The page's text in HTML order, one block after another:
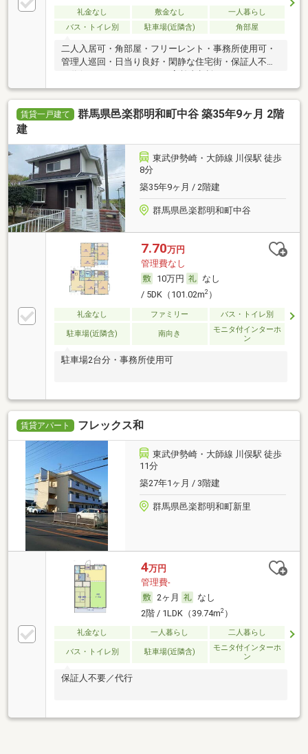
礼金なし 敷金なし
一人暮らし
バス・トイレ別
駐車場(近隣含) 角部屋
二人入居可・角部屋・フリーレント・事務所使用可・
管理人巡回・日当り良好・閑静な住宅街・保証人不要
賃貸一戸建て
群馬県邑楽郡明和町中谷 築35年9ヶ月 2階
建
東武伊勢崎・大師線 川俣駅 徒歩
8分
築35年9ヶ月 / 2階建
群馬県邑楽郡明和町中谷
7.70万円
管理費なし
10万円
なし
/ 5DK（101.02m2）
礼金なし ファミリー バス・トイレ別
駐車場(近隣含) 南向き
モニタ付インターホ
ン
駐車場2台分・事務所使用可
賃貸アパート フレックス和
東武伊勢崎・大師線 川俣駅 徒歩
11分
築27年1ヶ月 / 3階建
群馬県邑楽郡明和町新里
4万円
管理費-
2ヶ月
なし
2階 / 1LDK（39.74m2）
礼金なし 一人暮らし 二人暮らし
バス・トイレ別 駐車場(近隣含)
モニタ付インターホ
ン
保証人不要／代行